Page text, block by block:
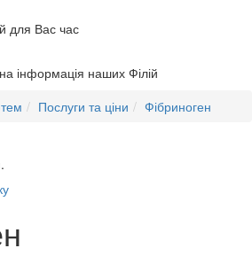
для Вас час
інформація наших Філій
Послуги та ціни Фібриноген